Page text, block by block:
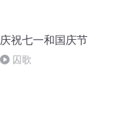
庆祝七一和国庆节
囚歌